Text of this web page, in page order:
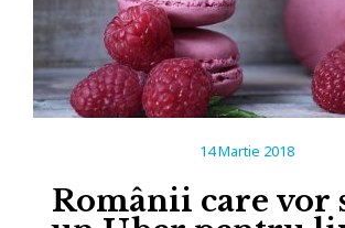
14 Martie 2018
Românii care vor